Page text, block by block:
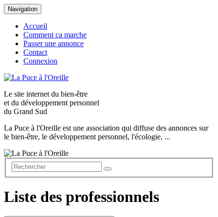
Navigation
Accueil
Comment ça marche
Passer une annonce
Contact
Connexion
Le site internet du bien-être
et du développement personnel
du Grand Sud
La Puce à l'Oreille est une association qui diffuse des annonces sur
le bien-être, le développement personnel, l'écologie, ...
Liste des professionnels